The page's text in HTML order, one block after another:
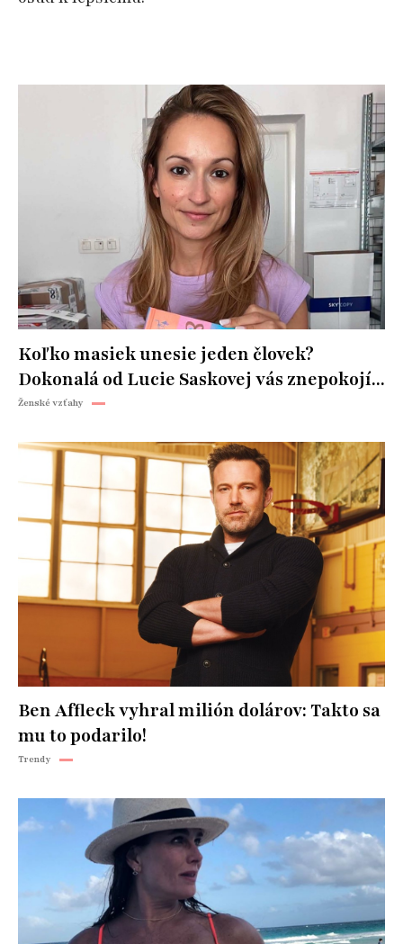
Koľko masiek unesie jeden človek?
Dokonalá od Lucie Saskovej vás znepokojí...
Ženské vzťahy
Ben Affleck vyhral milión dolárov: Takto sa
mu to podarilo!
Trendy